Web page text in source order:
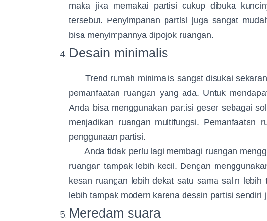
maka jika memakai partisi cukup dibuka
tersebut. Penyimpanan partisi juga sangat
bisa menyimpannya dipojok ruangan.
Desain minimalis
Trend rumah minimalis sangat disukai
pemanfaatan ruangan yang ada. Untuk
Anda bisa menggunakan partisi geser sebagai
menjadikan ruangan multifungsi. Pemanfaatan
penggunaan partisi.
Anda tidak perlu lagi membagi ruangan
ruangan tampak lebih kecil. Dengan
kesan ruangan lebih dekat satu sama salin lebih
lebih tampak modern karena desain partisi sendiri
Meredam suara